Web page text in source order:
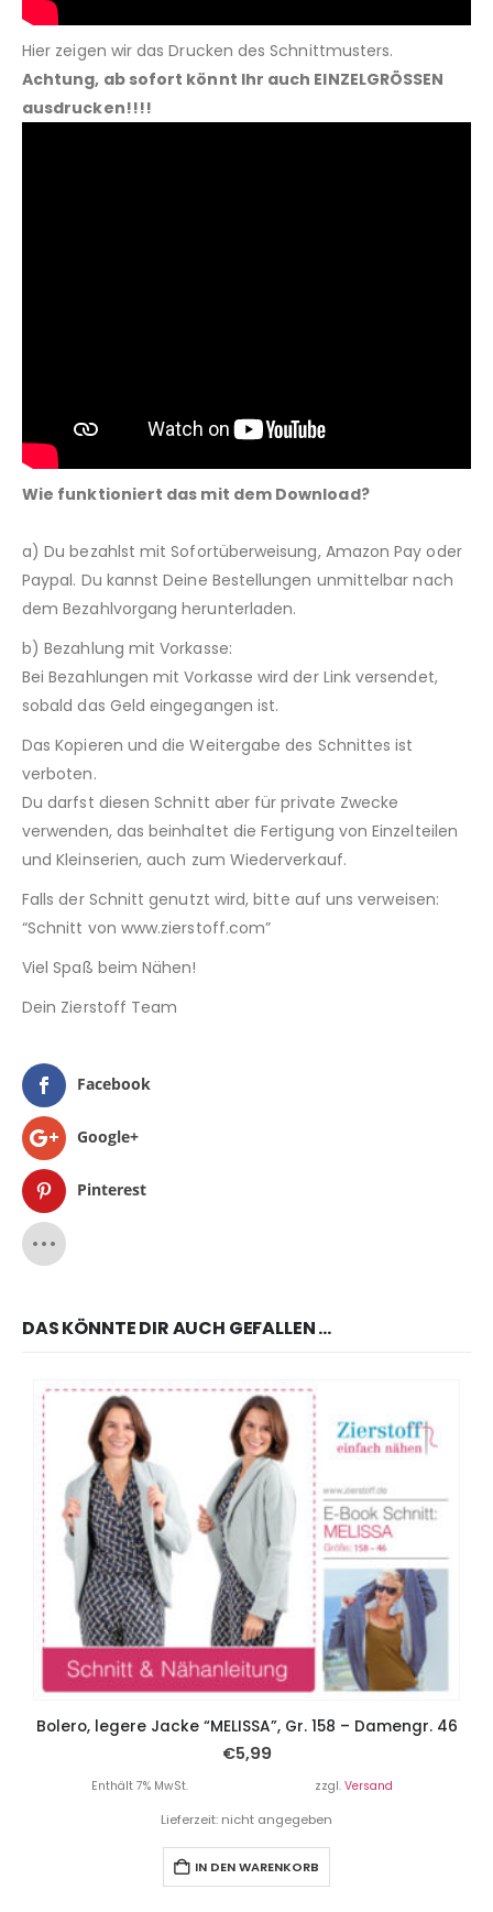
Hier zeigen wir das Drucken des Schnittmusters.
Achtung, ab sofort könnt Ihr auch EINZELGRÖSSEN
ausdrucken!!!!
Wie funktioniert das mit dem Download?
a) Du bezahlst mit Sofortüberweisung, Amazon Pay oder
Paypal. Du kannst Deine Bestellungen unmittelbar nach
dem Bezahlvorgang herunterladen.
b) Bezahlung mit Vorkasse:
Bei Bezahlungen mit Vorkasse wird der Link versendet,
sobald das Geld eingegangen ist.
Das Kopieren und die Weitergabe des Schnittes ist
verboten.
Du darfst diesen Schnitt aber für private Zwecke
verwenden, das beinhaltet die Fertigung von Einzelteilen
und Kleinserien, auch zum Wiederverkauf.
Falls der Schnitt genutzt wird, bitte auf uns verweisen:
“Schnitt von www.zierstoff.com”
Viel Spaß beim Nähen!
Dein Zierstoff Team
Facebook
Google+
Pinterest
DAS KÖNNTE DIR AUCH GEFALLEN …
Bolero, legere Jacke “MELISSA”, Gr. 158 – Damengr. 46
€5,99
Enthält 7% MwSt. zzgl. Versand
Lieferzeit: nicht angegeben
IN DEN WARENKORB